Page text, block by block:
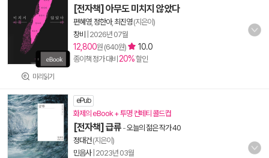
미리읽기
[전자책] 아무도 미치지 않았다
편혜영, 정한아,최진영(지은이)
창비
2026년 07월
12,800원 (640원) 10.0
종이책 정가 대비 20%할인
ePub
화제의 eBook + 투명 컨페티 콜드컵
[전자책] 급류 -오늘의 젊은 작가 40
정대건(지은이)
민음사| 2023년 03월